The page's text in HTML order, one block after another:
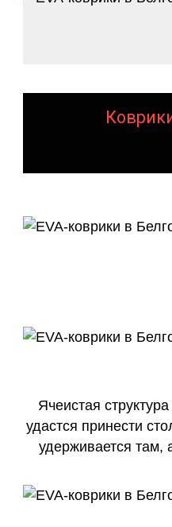
Ячеистая
удастся принести
удерживается там,